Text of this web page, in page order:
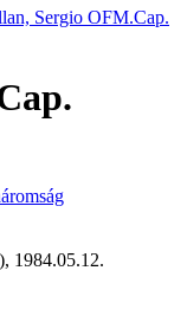
Sergio OFM.Cap.
1984.05.12.